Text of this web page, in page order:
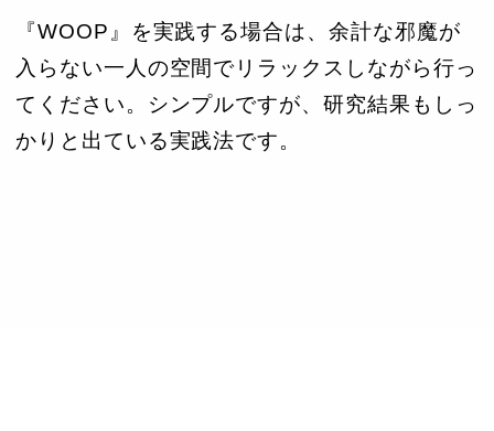
『WOOP』を実践する場合は、余計な邪魔が
入らない一人の空間でリラックスしながら行っ
てください。シンプルですが、研究結果もしっ
かりと出ている実践法です。